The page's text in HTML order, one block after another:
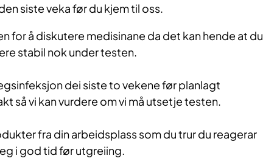
siste veka før du kjem til oss.
for å diskutere medisinane da det kan hende at du
stabil nok under testen.
dei siste to vekene før planlagt
så vi kan vurdere om vi må utsetje testen.
fra din arbeidsplass som du trur du reagerar
i god tid før utgreiing.